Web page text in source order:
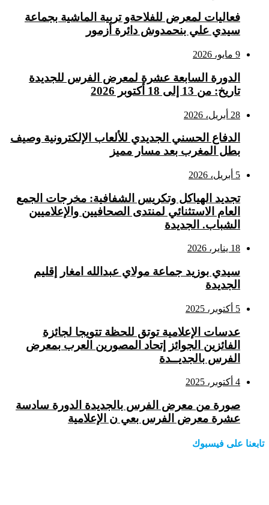
فعاليات لمعرض للفلاحةو تربية الماشية بجماعة
سيدي علي بنحمدوش دائرة أزمور
9 مايو، 2026
الدورة السابعة عشرة لمعرض الفرس للجديدة
تاريخ: من 13 إلى 18 أكتوبر 2026
28 أبريل، 2026
الدفاع الحسني الجديدي للألعاب الإلكترونية وصيف
بطل المغرب بعد مسار مميز
5 أبريل، 2026
تجديد الهياكل وتكريس الشفافية: مخرجات الجمع
العام الاستثنائي لمنتدى الصحافيين والإعلاميين
الشباب. الجديدة
18 يناير، 2026
سيدي بوزيد جماعة مولاي عبدالله امغار إقليم
الجديدة
5 أكتوبر، 2025
عدسات الإعلامية توتق للحظة تتويجا لجائزة
الفائزين الجوائز إتحاد المصورين العرب بمعرض
الفرس بالجديــدة
4 أكتوبر، 2025
صورة من معرض الفرس بالجديدة الدورة سادسة
عشرة معرض الفرس بعي ن الإعلامية
تابعنا على فيسبوك